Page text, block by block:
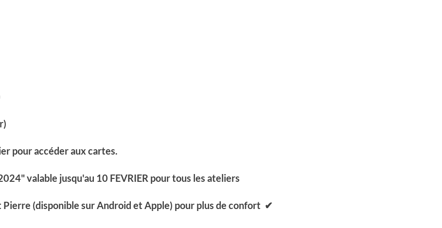
pour accéder aux cartes.
valable jusqu'au 10 FEVRIER pour tous les ateliers
Pierre (disponible sur Android et Apple) pour plus de confort ✔